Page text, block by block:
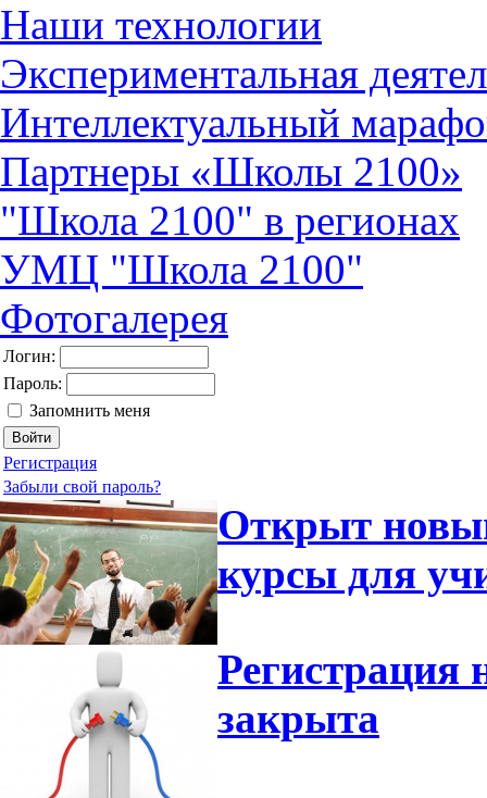
Наши технологии
Экспериментальная
Интеллектуальный
Партнеры «Школы 2100»
"Школа 2100" в регионах
УМЦ "Школа 2100"
Фотогалерея
Логин:
Пароль:
Запомнить меня
Регистрация
Забыли свой пароль?
Открыт
курсы для
Регистрация
закрыта